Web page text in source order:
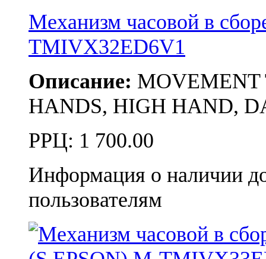
Механизм часовой в
TMIVX32ED6V1
Описание: MOVEMENT
HANDS, HIGH HAND,
РРЦ: 1 700.00
Информация о наличии
пользователям